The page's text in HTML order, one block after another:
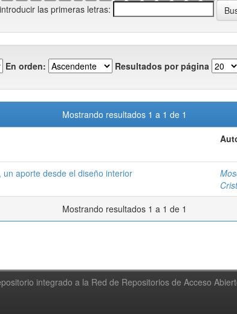
las primeras letras:
En orden: Resultados por página
Mostrando resultados 1 a 1 de 1
aporte desde el diseño interior
Mostrando resultados 1 a 1 de 1
integrado a la Red de Repositorios de Acceso